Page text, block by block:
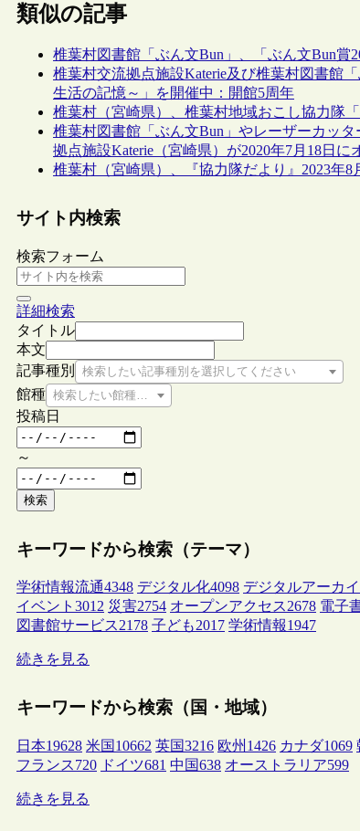
類似の記事
椎葉村図書館「ぶん文Bun」、「ぶん文Bun賞
椎葉村交流拠点施設Katerie及び椎葉村図書館
生活の記憶～」を開催中：開館5周年
椎葉村（宮崎県）、椎葉村地域おこし協力隊
椎葉村図書館「ぶん文Bun」やレーザーカッ
拠点施設Katerie（宮崎県）が2020年7月18日に
椎葉村（宮崎県）、『協力隊だより』2023年
サイト内検索
検索フォーム
詳細検索
タイトル
本文
記事種別
検索したい記事種別を選択してください
館種 検索したい館種を選択してください
投稿日
～
検索
キーワードから検索（テーマ）
学術情報流通4348 デジタル化4098 デジタルアーカ
イベント 3012 災害2754 オープンアクセス2678 電子
図書館サービス2178 子ども2017 学術情報1947
続きを見る
キーワードから検索（国・地域）
日本19628 米国 10662 英国3216 欧州 1426 カナダ1069
フランス720 ドイツ681 中国638 オーストラリア599
続きを見る